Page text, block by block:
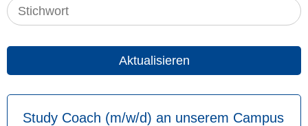
Aktualisieren
Study Coach (m/w/d) an unserem Campus